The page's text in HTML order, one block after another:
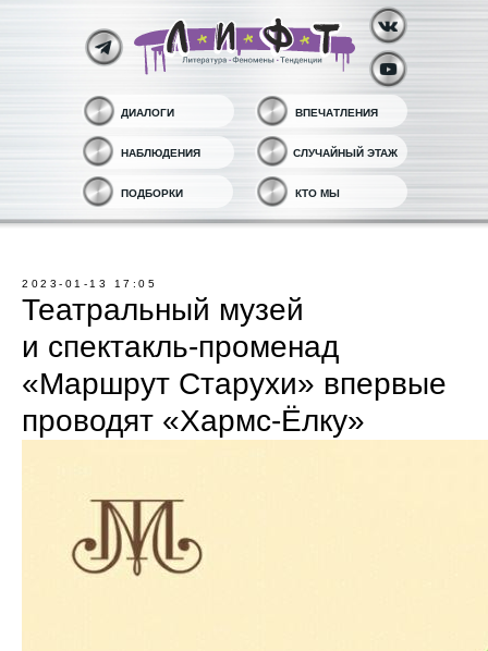
ДИАЛОГИ ВПЕЧАТЛЕНИЯ
НАБЛЮДЕНИЯ СЛУЧАЙНЫЙ ЭТАЖ
ПОДБОРКИ КТО МЫ
2023-01-13 17:05
Театральный музей
и спектакль-променад
«Маршрут Старухи» впервые
проводят «Хармс-Ёлку»